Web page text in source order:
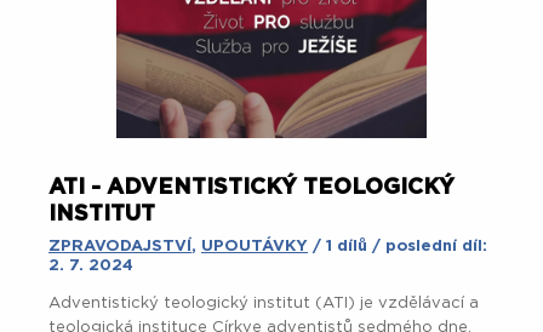
ATI - ADVENTISTICKÝ TEOLOGICKÝ
INSTITUT
ZPRAVODAJSTVÍ , UPOUTÁVKY / 1 dílů / poslední díl:
2. 7. 2024
Adventistický teologický institut (ATI) je vzdělávací a
teologická instituce Církve adventistů sedmého dne.